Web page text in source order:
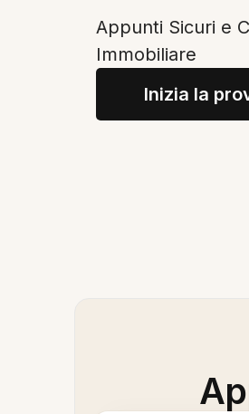
Appunti Sicuri e
Immobiliare
Inizia la